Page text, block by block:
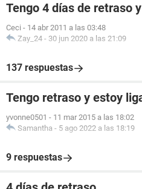
Tengo 4 días de retraso
Ceci - 14 abr 2011 a las 03:48
Zay_24 - 30 jun 2020 a las 21:09
137 respuestas
Tengo retraso y estoy
yvonne0501 - 11 mar 2015 a las 18:02
Samantha - 5 ago 2022 a las 18:19
9 respuestas